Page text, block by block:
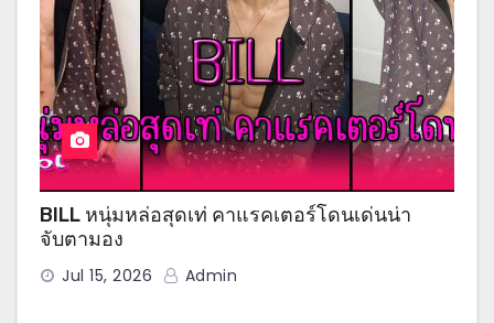
BILL หนุ่มหล่อสุดเท่ คาแรคเตอร์โดนเด่นน่า
จับตามอง
Jul 15, 2026 Admin